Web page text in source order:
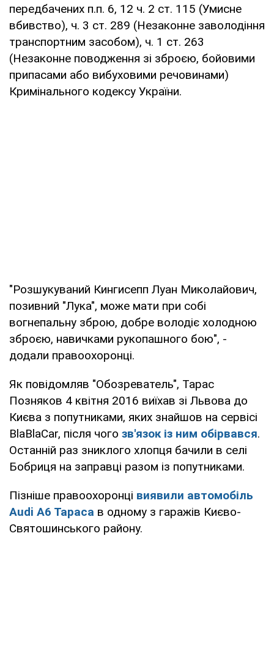
передбачених п.п. 6, 12 ч. 2 ст. 115 (Умисне
вбивство), ч. 3 ст. 289 (Незаконне заволодіння
транспортним засобом), ч. 1 ст. 263
(Незаконне поводження зі зброєю, бойовими
припасами або вибуховими речовинами)
Кримінального кодексу України.
"Розшукуваний Кингисепп Луан Миколайович,
позивний "Лука", може мати при собі
вогнепальну зброю, добре володіє холодною
зброєю, навичками рукопашного бою", -
додали правоохоронці.
Як повідомляв "Обозреватель", Тарас
Позняков 4 квітня 2016 виїхав зі Львова до
Києва з попутниками, яких знайшов на сервісі
BlaBlaCar, після чого зв'язок із ним обірвався.
Останній раз зниклого хлопця бачили в селі
Бобриця на заправці разом із попутниками.
Пізніше правоохоронці виявили автомобіль
Audi А6 Тараса в одному з гаражів Києво-
Святошинського району.